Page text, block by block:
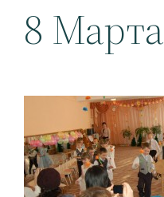
8 Марта